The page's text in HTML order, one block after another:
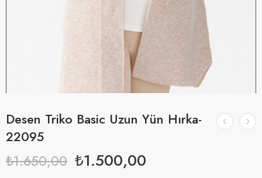
Desen Triko Basic Uzun Yün Hırka-
22095
₺1.650,00 ₺1.500,00